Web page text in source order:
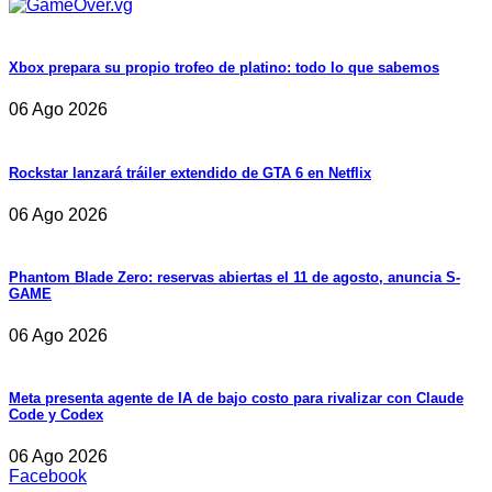
Xbox prepara su propio trofeo de platino: todo lo que sabemos
06 Ago 2026
Rockstar lanzará tráiler extendido de GTA 6 en Netflix
06 Ago 2026
Phantom Blade Zero: reservas abiertas el 11 de agosto, anuncia S-
GAME
06 Ago 2026
Meta presenta agente de IA de bajo costo para rivalizar con Claude
Code y Codex
06 Ago 2026
Facebook